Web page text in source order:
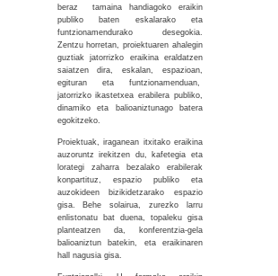
beraz tamaina handiagoko eraikin
publiko baten eskalarako eta
funtzionamendurako desegokia.
Zentzu horretan, proiektuaren ahalegin
guztiak jatorrizko eraikina eraldatzen
saiatzen dira, eskalan, espazioan,
egituran eta funtzionamenduan,
jatorrizko ikastetxea erabilera publiko,
dinamiko eta balioaniztunago batera
egokitzeko.
Proiektuak, iraganean itxitako eraikina
auzoruntz irekitzen du, kafetegia eta
lorategi zaharra bezalako erabilerak
konpartituz, espazio publiko eta
auzokideen bizikidetzarako espazio
gisa. Behe solairua, zurezko larru
enlistonatu bat duena, topaleku gisa
planteatzen da, konferentzia-gela
balioaniztun batekin, eta eraikinaren
hall nagusia gisa.